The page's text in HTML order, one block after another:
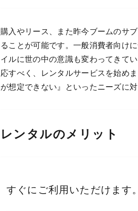
購入やリース、また昨今ブームのサ
ることが可能です。一般消費者向け
イルに世の中の意識も変わってきて
応すべく、レンタルサービスを始め
が想定できない』といったニーズに
レンタルのメリット
すぐにご利用いただけます。